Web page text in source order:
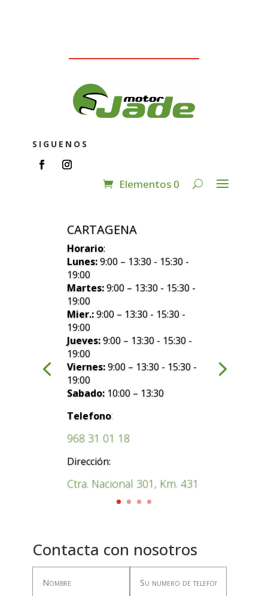
SIGUENOS
Elementos 0
CARTAGENA
Horario:
Lunes:9:00 – 13:30 - 15:30 -
19:00
Martes:9:00 – 13:30 - 15:30 -
19:00
Mier.:9:00 – 13:30 - 15:30 -
19:00
Jueves:9:00 – 13:30 - 15:30 -
19:00
Viernes:9:00 – 13:30 - 15:30 -
19:00
Sabado: 10:00 – 13:30
Telefono:
968 31 01 18
Dirección:
Ctra. Nacional 301, Km. 431
Contacta con nosotros